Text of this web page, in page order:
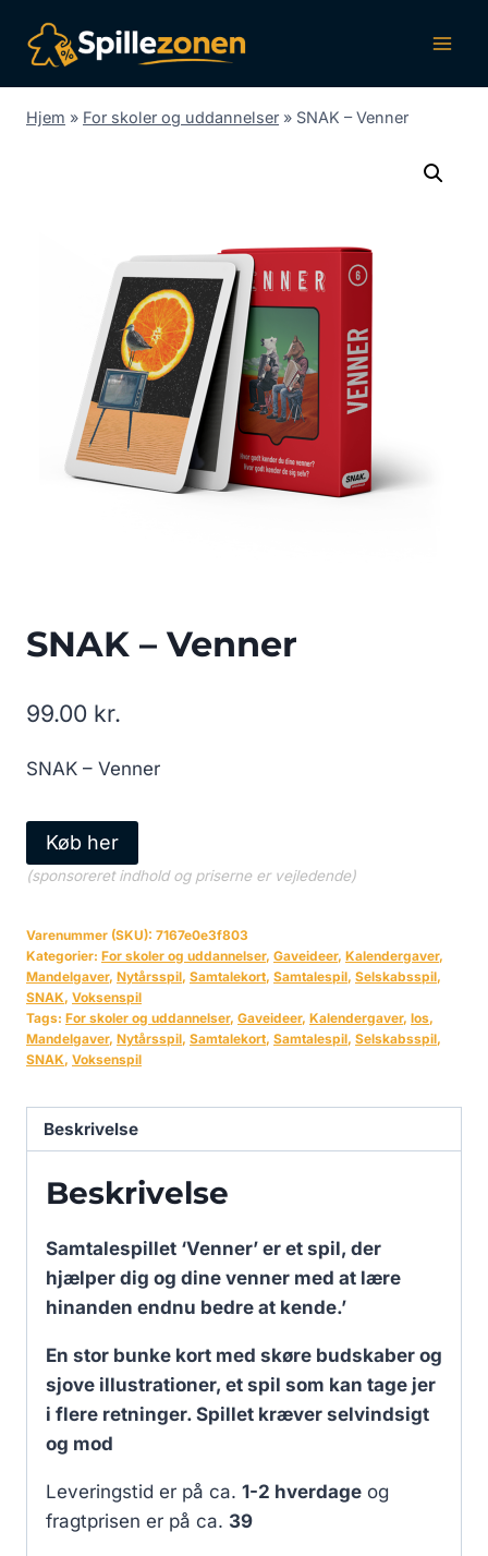
indhold
Hjem » For skoler og uddannelser » SNAK – Venner
SNAK – Venner
99.00 kr.
SNAK – Venner
Køb her
(sponsoreret indhold og priserne er vejledende)
Varenummer (SKU): 7167e0e3f803
Kategorier: For skoler og uddannelser, Gaveideer, Kalendergaver,
Mandelgaver, Nytårsspil, Samtalekort, Samtalespil, Selskabsspil,
SNAK, Voksenspil
Tags: For skoler og uddannelser, Gaveideer, Kalendergaver, los,
Mandelgaver, Nytårsspil, Samtalekort, Samtalespil, Selskabsspil,
SNAK, Voksenspil
Beskrivelse
Beskrivelse
Samtalespillet ‘Venner’ er et spil, der
hjælper dig og dine venner med at lære
hinanden endnu bedre at kende.’
En stor bunke kort med skøre budskaber og
sjove illustrationer, et spil som kan tage jer
i flere retninger. Spillet kræver selvindsigt
og mod
Leveringstid er på ca. 1-2 hverdage og
fragtprisen er på ca. 39